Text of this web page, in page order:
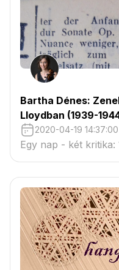
Bartha Dénes:
Lloydban (1939-
2020-04-19 14:37:00
Egy nap - két kritika: